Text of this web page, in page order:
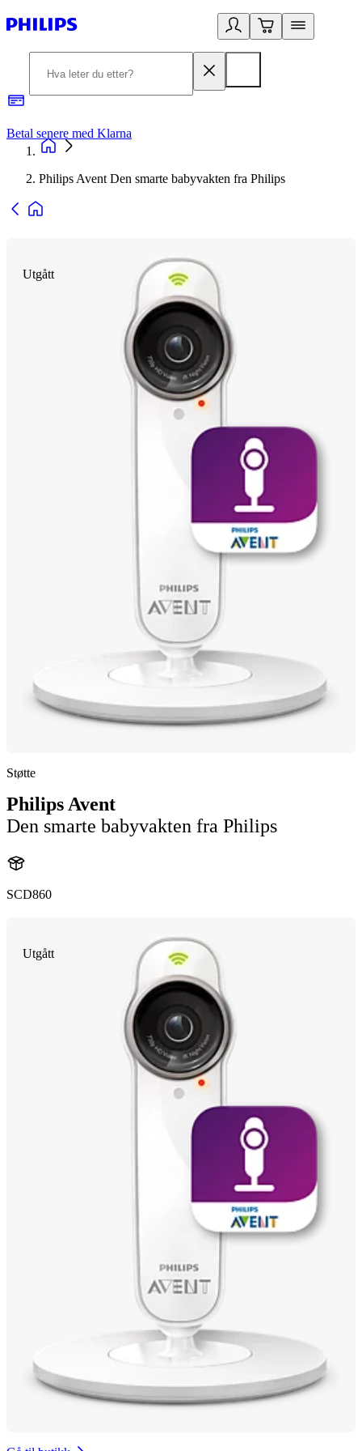
Betal senere med Klarna
Philips Avent Den smarte babyvakten fra Philips
Utgått
Støtte
Philips Avent
Den smarte babyvakten fra Philips
SCD860
Utgått